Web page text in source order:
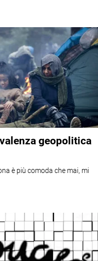
geopolitica
è più comoda che mai, mi